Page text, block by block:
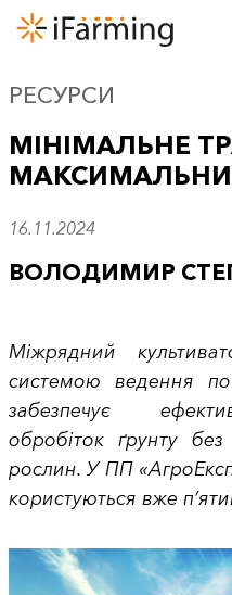
РЕСУРСИ
МІНІМАЛЬНЕ
16.11.2024
ВОЛОДИМИР
Міжрядний
системою ведення
забезпечує
обробіток ґрунту
рослин. У ПП
користуються вже